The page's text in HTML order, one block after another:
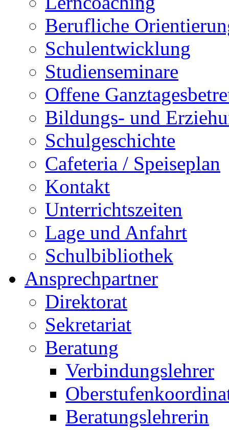
Berufliche
Schulentwicklung
Studienseminare
Offene
Bildungs- und
Schulgeschichte
Cafeteria / Speiseplan
Kontakt
Unterrichtszeiten
Lage und Anfahrt
Schulbibliothek
Ansprechpartner
Direktorat
Sekretariat
Beratung
Verbindungslehrer
Beratungslehrerin